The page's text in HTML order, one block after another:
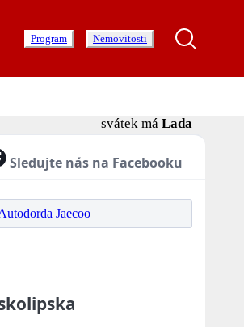
Program Nemovitosti
svátek má Lada
Sledujte nás na Facebooku